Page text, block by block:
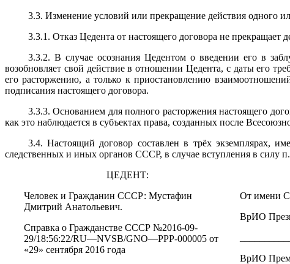
3.3. Изменение условий или прекращение действия одного
3.3.1. Отказ Цедента от настоящего договора не прекращает
3.3.2. В случае осознания Цедентом о введении его в
возобновляет свой действие в отношении Цедента, с даты его
его расторжению, а только к приостановлению
подписания настоящего договора.
3.3.3. Основанием для полного расторжения настоящего
как это наблюдается в субъектах права, созданных после
3.4. Настоящий договор составлен в трёх экземплярах,
следственных и иных органов СССР, в случае вступления в силу
ЦЕДЕНТ:
Человек и Гражданин СССР: Мустафин
Дмитрий Анатольевич.
Справка о Гражданстве СССР №2016-09-
29/18:56:22/RU—NVSB/GNO—PPP-000005 от
«29» сентября 2016 года
От имени
ВрИО
ВрИО